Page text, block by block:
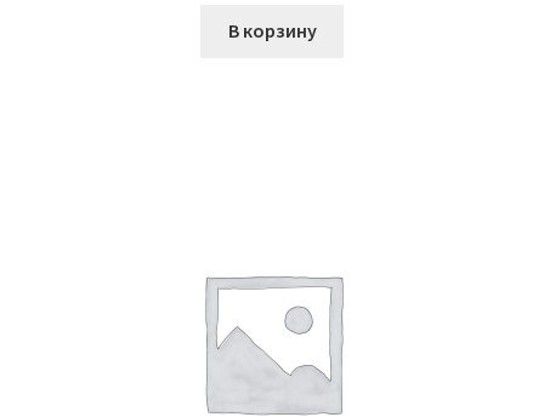
В корзину